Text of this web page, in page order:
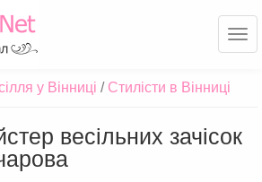
у Вінниці Стилісти в Вінниці
весільних зачісок